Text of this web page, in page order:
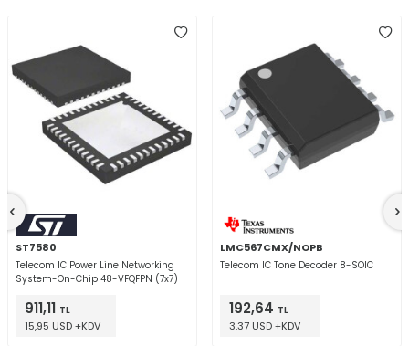
ST7580
Telecom IC Power Line Networking
System-On-Chip 48-VFQFPN (7x7)
911,11 TL
15,95 USD +KDV
LMC567CMX/NOPB
Telecom IC Tone Decoder 8-SOIC
192,64 TL
3,37 USD +KDV